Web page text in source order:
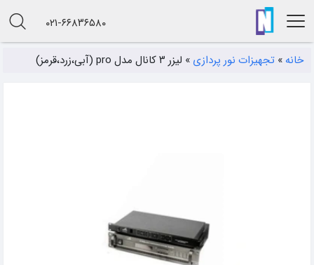
۰۲۱-۶۶۸۳۶۵۸۰
خانه » تجهیزات نور پردازی » لیزر ۳ کانال مدل pro (آبی،زرد،قرمز)